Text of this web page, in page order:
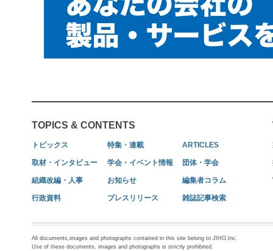
TOPICS & CONTENTS
トピックス 特集・連載 ARTICLES
取材・インタビュー 学会・イベント情報 団体・学会
組織改編・人事 お知らせ 編集者コラム
行政資料 プレスリリース 雑誌記事検索
All documents,images and photographs contained in this site belong to JIHO,Inc.
Use of these documents, images and photographs is strictly prohibited.